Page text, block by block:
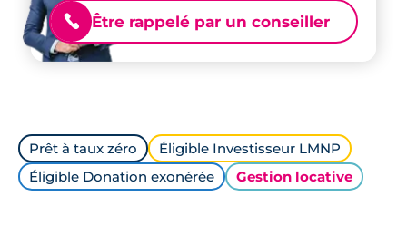
📞 Être rappelé par un conseiller
Prêt à taux zéro
Éligible Investisseur LMNP
Éligible Donation exonérée
Gestion locative